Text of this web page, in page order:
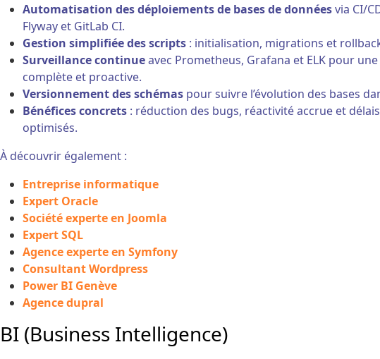
Automatisation des déploiements de bases de donnéesvia CI/
Flyway et GitLab CI.
Gestion simplifiée des scripts : initialisation, migrations et
Surveillance continueavec Prometheus, Grafana et ELK pour
complète et proactive.
Versionnement des schémas pour suivre l’évolution des bases
Bénéfices concrets : réduction des bugs, réactivité accrue et
optimisés.
À découvrir également :
Entreprise informatique
Expert Oracle
Société experte en Joomla
Expert SQL
Agence experte en Symfony
Consultant Wordpress
Power BI Genève
Agence dupral
BI (Business Intelligence)